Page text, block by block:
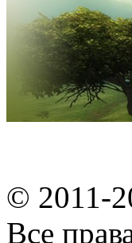
© 2011-
Все